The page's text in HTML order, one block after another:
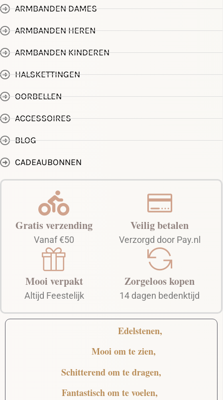
ARMBANDEN DAMES
ARMBANDEN HEREN
ARMBANDEN KINDEREN
HALSKETTINGEN
OORBELLEN
ACCESSOIRES
BLOG
CADEAUBONNEN
Gratis verzending
Vanaf €50
Mooi verpakt
Altijd Feestelijk
Veilig betalen
Verzorgd door Pay.nl
Zorgeloos kopen
14 dagen bedenktijd
Edelstenen,
Mooiom te zien,
Schitterendom te dragen,
Fantastischom te voelen,